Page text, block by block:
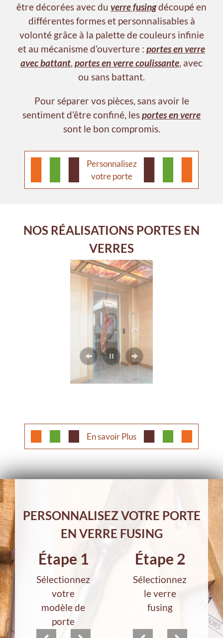
être décorées avec du verre fusingdécoupé en
différentes formes et personnalisables à
volonté grâce à la palette de couleurs infinie
et au mécanisme d’ouverture : portes en verre
avec battant, portes en verre coulissante, avec
ou sans battant.
Pour séparer vos pièces, sans avoir le
sentiment d’être confiné, lesportes en verre
sont le bon compromis.
Personnalisez
votre porte
NOS RÉALISATIONS PORTES EN
VERRES
En savoir Plus
PERSONNALISEZ VOTRE PORTE
EN VERRE FUSING
Étape 1
Sélectionnez
votre
modèle de
porte
Étape 2
Sélectionnez
le verre
fusing